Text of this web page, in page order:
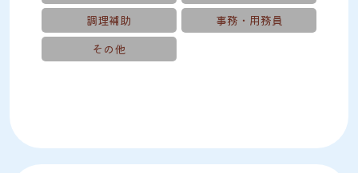
調理補助
事務・用務員
その他